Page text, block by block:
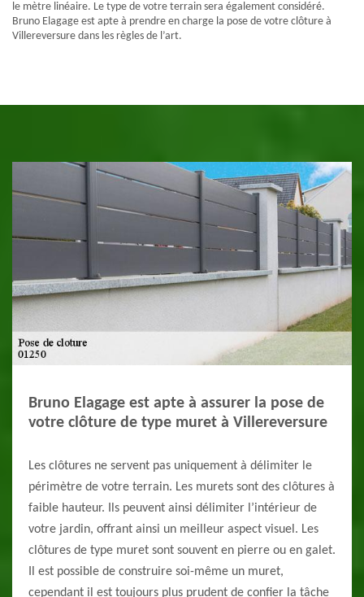
le mètre linéaire. Le type de votre terrain sera également considéré.
Bruno Elagage est apte à prendre en charge la pose de votre clôture à
Villereversure dans les règles de l’art.
Bruno Elagage est apte à assurer la pose de
votre clôture de type muret à Villereversure
Les clôtures ne servent pas uniquement à délimiter le
périmètre de votre terrain. Les murets sont des clôtures à
faible hauteur. Ils peuvent ainsi délimiter l’intérieur de
votre jardin, offrant ainsi un meilleur aspect visuel. Les
clôtures de type muret sont souvent en pierre ou en galet.
Il est possible de construire soi-même un muret,
cependant il est toujours plus prudent de confier la tâche